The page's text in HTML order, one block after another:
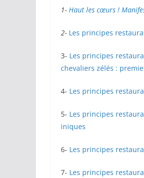
1- Haut les cœurs !
2- Les principes
3- Les principes
chevaliers zélés :
4- Les principes
5- Les principes
iniques
6- Les principes
7- Les principes